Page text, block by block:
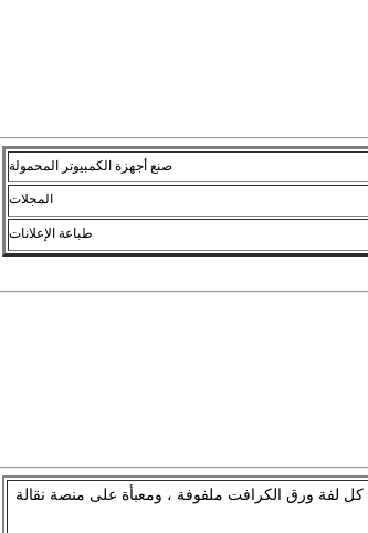
صنع أجهزة الكمبيوتر المحمولة
المجلات
طباعة الإعلانات
لفة ورق الكرافت ملفوفة ، ومعبأة على منصة نقالة